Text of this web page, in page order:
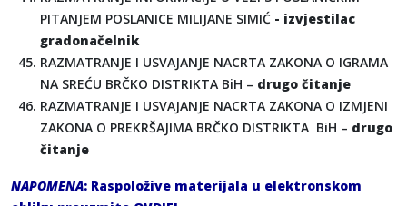
PITANJEM POSLANICE MILIJANE SIMIĆ - izvjestilac
gradonačelnik
RAZMATRANJE I USVAJANJE NACRTA ZAKONA O IGRAMA
NA SREĆU BRČKO DISTRIKTA BiH – drugo čitanje
RAZMATRANJE I USVAJANJE NACRTA ZAKONA O IZMJENI
ZAKONA O PREKRŠAJIMA BRČKO DISTRIKTA BiH – drugo
čitanje
NAPOMENA: Raspoložive materijala u elektronskom